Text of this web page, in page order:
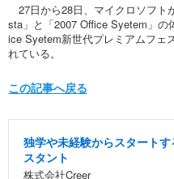
27日から28日、マイクロソフト
sta」と「2007 Office Syetem」
ice Syetem新世代プレミアムフェ
れている。
この記事へ戻る
独学や未経験からスタート
スタント
株式会社Creer